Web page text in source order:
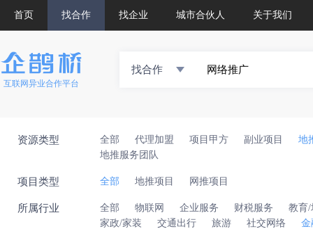
首页 找合作 找企业 城市合伙人 关于我们
互联网异业合作平台
找合作
资源类型 全部 代理加盟 项目甲方 副业项目
地
地推服务团队
项目类型 全部 地推项目 网推项目
所属行业 全部 物联网 企业服务 财税服务
教育/
家政/家装
交通出行 旅游 社交网络
金